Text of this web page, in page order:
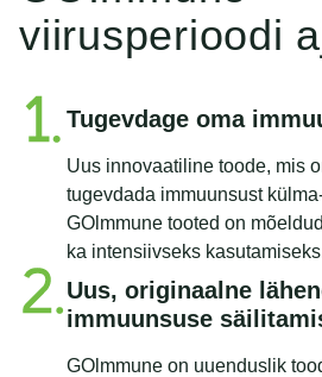
viirusperioodi
Tugevdage oma
Uus innovaatiline toode, mis
tugevdada immuunsust
GOlmmune tooted on
ka intensiivseks
Uus, originaalne
immuunsuse
GOlmmune on uuenduslik